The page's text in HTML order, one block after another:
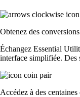
Obtenez des
Échangez Essential
interface simplifiée. Des
Accédez à des